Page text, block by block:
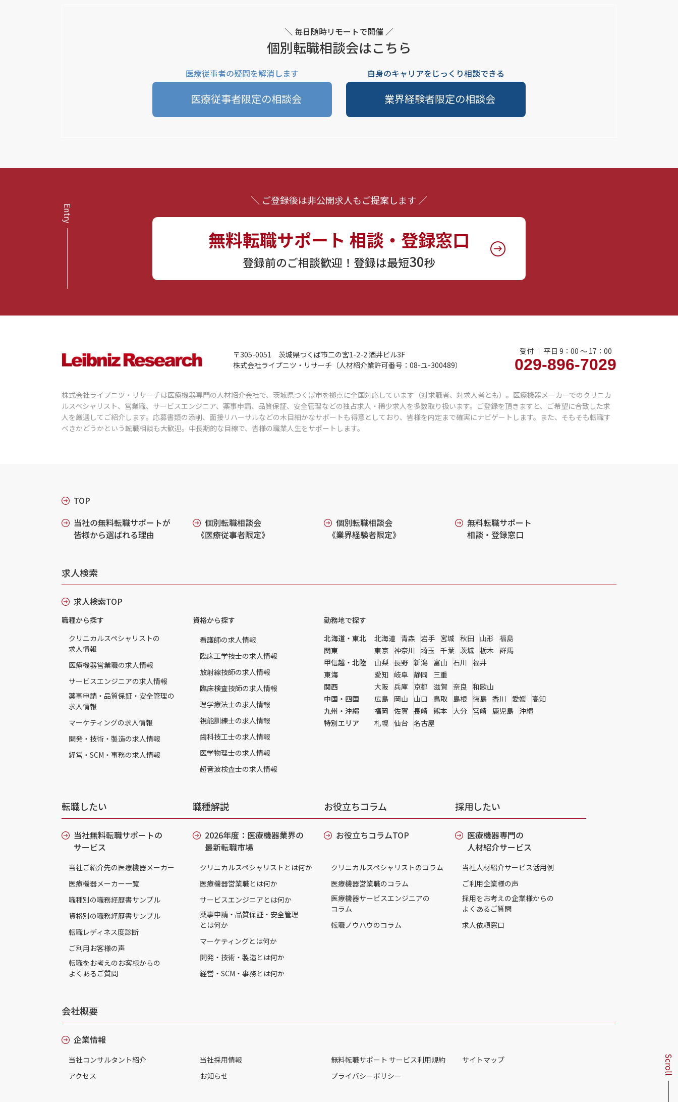
＼ 毎日随時リモートで開催 ／
個別転職相談会はこちら
医療従事者の疑問を解消します
医療従事者限定の相談会
自身のキャリアをじっくり相談できる
業界経験者限定の相談会
＼ ご登録後は非公開求人もご提案します ／
無料転職サポート 相談・登録窓口
登録前のご相談歓迎！登録は最短30秒
〒305-0051
茨城県つくば市二の宮1-2-2 酒井ビル3F
株式会社ライプニツ・リサーチ （人材紹介業許可番号：08-ユ-300489）
受付 ｜ 平日 9：00 〜 17：00
029-896-7029
株式会社ライプニツ・リサーチは医療機器専門の人材紹介会社で、茨城県つくば市を拠点に全国対応しています（対求職者、対求人者とも）。医療機器メーカーでのクリニカ
ルスペシャリスト、営業職、サービスエンジニア、薬事申請、品質保証、安全管理などの独占求人・稀少求人を多数取り扱います。ご登録を頂きますと、ご希望に合致した求
人を厳選してご紹介します。応募書類の添削、面接リハーサルなどの木目細かなサポートも得意としており、皆様を内定まで確実にナビゲートします。また、そもそも転職す
べきかどうかという転職相談も大歓迎。中長期的な目線で、皆様の職業人生をサポートします。
TOP
当社の無料転職サポートが
皆様から選ばれる理由
個別転職相談会
《医療従事者限定》
個別転職相談会
《業界経験者限定》
無料転職サポート
相談・登録窓口
求人検索
求人検索TOP
職種から探す
クリニカルスペシャリストの
求人情報
医療機器営業職の求人情報
サービスエンジニアの求人情報
薬事申請・品質保証・安全管理の
求人情報
マーケティングの求人情報
開発・技術・製造の求人情報
経営・SCM・事務の求人情報
資格から探す
看護師の求人情報
臨床工学技士の求人情報
放射線技師の求人情報
臨床検査技師の求人情報
理学療法士の求人情報
視能訓練士の求人情報
歯科技工士の求人情報
医学物理士の求人情報
超音波検査士の求人情報
勤務地で探す
北海道・東北
北海道 青森 岩手 宮城 秋田 山形 福島
関東
東京 神奈川 埼玉 千葉 茨城 栃木 群馬
甲信越・北陸
山梨 長野 新潟 富山 石川
福井
東海
愛知 岐阜 静岡
三重
関西
大阪 兵庫 京都 滋賀 奈良 和歌山
中国・四国
広島 岡山 山口 鳥取 島根 徳島 香川 愛媛 高知
九州・沖縄
福岡 佐賀 長崎 熊本 大分 宮崎 鹿児島 沖縄
特別エリア
札幌 仙台 名古屋
転職したい
当社無料転職サポートの
サービス
当社ご紹介先の医療機器メーカー
医療機器メーカー一覧
職種別の職務経歴書サンプル
資格別の職務経歴書サンプル
転職レディネス度診断
ご利用お客様の声
転職をお考えのお客様からの
よくあるご質問
職種解説
2026年度：医療機器業界の
最新転職市場
クリニカルスペシャリストとは何か
医療機器営業職とは何か
サービスエンジニアとは何か
薬事申請・品質保証・安全管理
とは何か
マーケティングとは何か
開発・技術・製造とは何か
経営・SCM・事務とは何か
お役立ちコラム
お役立ちコラムTOP
クリニカルスペシャリストのコラム
医療機器営業職のコラム
医療機器サービスエンジニアの
コラム
転職ノウハウのコラム
採用したい
医療機器専門の
人材紹介サービス
当社人材紹介サービス活用例
ご利用企業様の声
採用をお考えの企業様からの
よくあるご質問
求人依頼窓口
会社概要
企業情報
当社コンサルタント紹介
アクセス
当社採用情報
お知らせ
無料転職サポート サービス利用規約
プライバシーポリシー
サイトマップ